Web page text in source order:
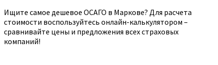
Ищите самое дешевое ОСАГО в Маркове? Для расчета
стоимости воспользуйтесь онлайн-калькулятором –
сравнивайте цены и предложения всех страховых
компаний!